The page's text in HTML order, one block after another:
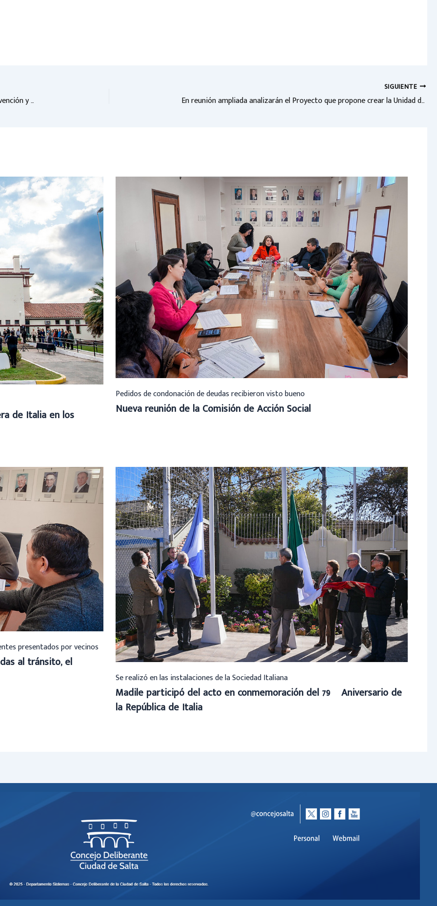
Analizarán el Proyecto que busca crear el Programa para la Prevención y Abordaje sobre Salud Mental de adolescentes y jóvenes
SIGUIENTE
En reunión ampliada analizarán el Proyecto que propone crear la Unidad de Bienes del Estado Municipal
de Italia en los
Pedidos de condonación de deudas recibieron visto bueno
Nueva reunión de la Comisión de Acción Social
presentados por vecinos
al tránsito, el
Se realizó en las instalaciones de la Sociedad Italiana
Madile participó del acto en conmemoración del 79º Aniversario de
la República de Italia